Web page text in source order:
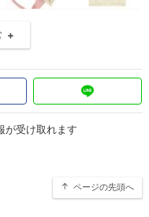
が受け取れます
ページの先頭へ